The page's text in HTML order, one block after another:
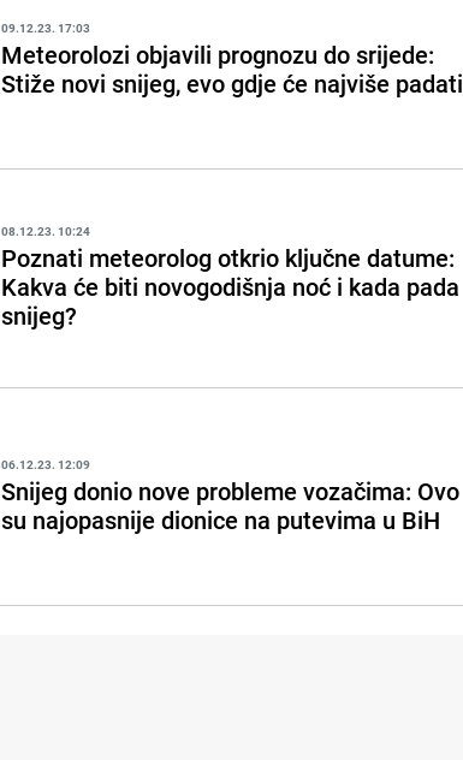
09.12.23. 17:03
Meteorolozi objavili prognozu do srijede:
Stiže novi snijeg, evo gdje će najviše padati
08.12.23. 10:24
Poznati meteorolog otkrio ključne datume:
Kakva će biti novogodišnja noć i kada pada
snijeg?
06.12.23. 12:09
Snijeg donio nove probleme vozačima: Ovo
su najopasnije dionice na putevima u BiH